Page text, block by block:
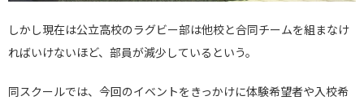
しかし現在は公立高校のラグビー部は他校と合同チームを組まなけ
ればいけないほど、部員が減少しているという。
同スクールでは、今回のイベントをきっかけに体験希望者や入校希